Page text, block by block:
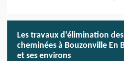
Les travaux d'élimination
cheminées à Bouzonville En
et ses environs